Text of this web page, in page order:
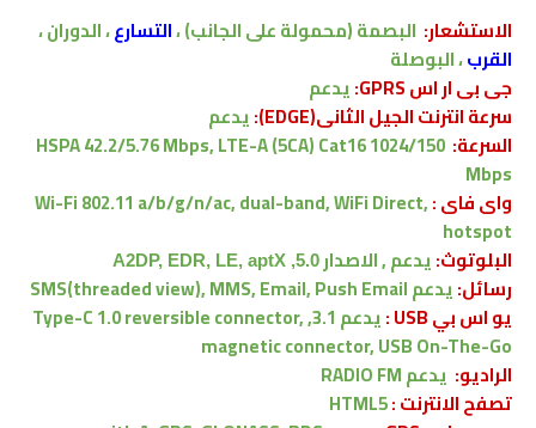
الاستشعار: البصمة (محمولة على الجانب) ،التسارع، الدوران ،
القرب، البوصلة
جى بى ار اس GPRS:
يدعم
سرعة انترنت الجيل الثانى(EDGE):
يدعم
السرعة: HSPA 42.2/5.76 Mbps, LTE-A (5CA) Cat16 1024/150
Mbps
واى فاى :Wi-Fi 802.11 a/b/g/n/ac, dual-band, WiFi Direct,
hotspot
البلوتوث:يدعم , الاصدار 5.0, A2DP, EDR, LE, aptX
رسائل:يدعمSMS(threaded view), MMS, Email, Push Email
يو اس بي USB :
يدعم
3.1, Type-C 1.0 reversible connector,
magnetic connector, USB On-The-Go
الراديو: يدعم RADIO FM
تصفح الانترنت :HTML5